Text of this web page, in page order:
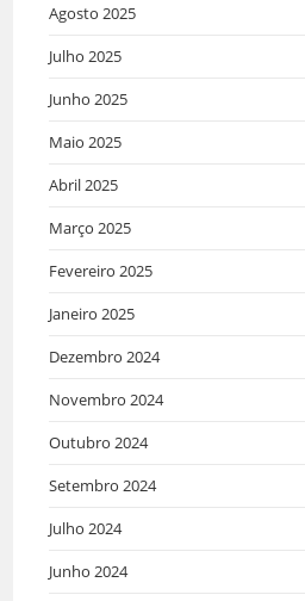
Agosto 2025
Julho 2025
Junho 2025
Maio 2025
Abril 2025
Março 2025
Fevereiro 2025
Janeiro 2025
Dezembro 2024
Novembro 2024
Outubro 2024
Setembro 2024
Julho 2024
Junho 2024